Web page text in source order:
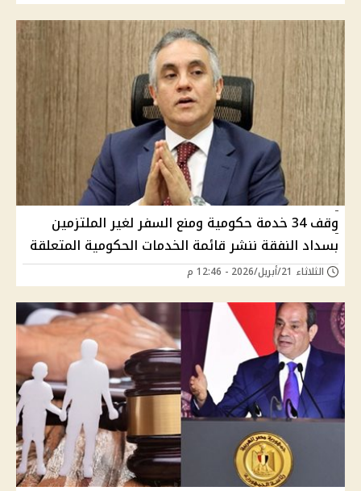
وقف 34 خدمة حكومية ومنع السفر لغير الملتزمين
بسداد النفقة ننشر قائمة الخدمات الحكومية المتعلقة
الثلاثاء 21/أبريل/2026 - 12:46 م